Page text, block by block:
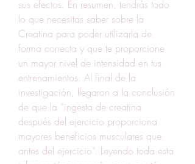
sus efectos. En resumen, tendrás todo
lo que necesitas saber sobre la
Creatina para poder utilizarla de
forma correcta y que te proporcione
un mayor nivel de intensidad en tus
entrenamientos. Al final de la
investigación, llegaron a la conclusión
de que la “ingesta de creatina
después del ejercicio proporciona
mayores beneficios musculares que
antes del ejercicio”. Leyendo toda esta